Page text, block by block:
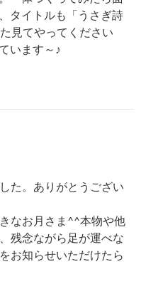
タイトルも「うさぎ詩
見てやってください
います～♪
た。ありがとうござい
なお月さま^^本物や他
残念ながら足が運べな
お知らせいただけたら